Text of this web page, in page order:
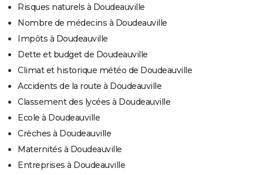
Risques naturels à Doudeauville
Nombre de médecins à Doudeauville
Impôts à Doudeauville
Dette et budget de Doudeauville
Climat et historique météo de Doudeauville
Accidents de la route à Doudeauville
Classement des lycées à Doudeauville
Ecole à Doudeauville
Crèches à Doudeauville
Maternités à Doudeauville
Entreprises à Doudeauville